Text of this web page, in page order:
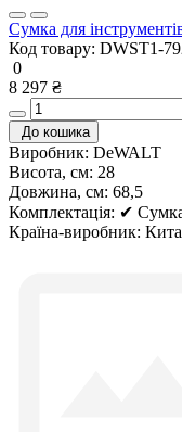
Сумка для
Код товару: DWST1-
0
8 297 ₴
До кошика
Виробник: DeWALT
Висота, см: 28
Довжина, см: 68,5
Комплектація: ✔
Країна-виробник: